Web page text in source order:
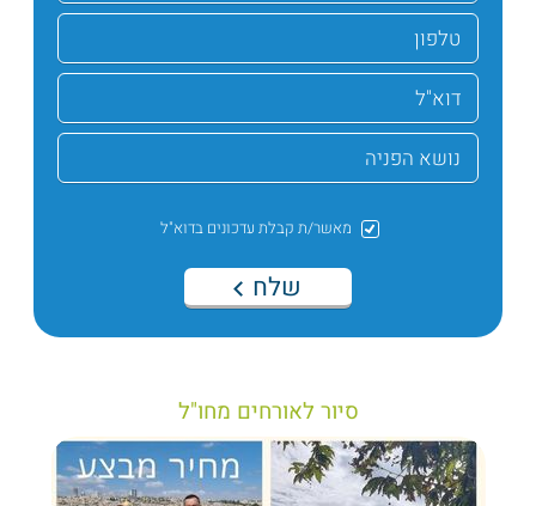
מאשר/ת קבלת עדכונים בדוא"ל
שלח
סיור לאורחים מחו"ל